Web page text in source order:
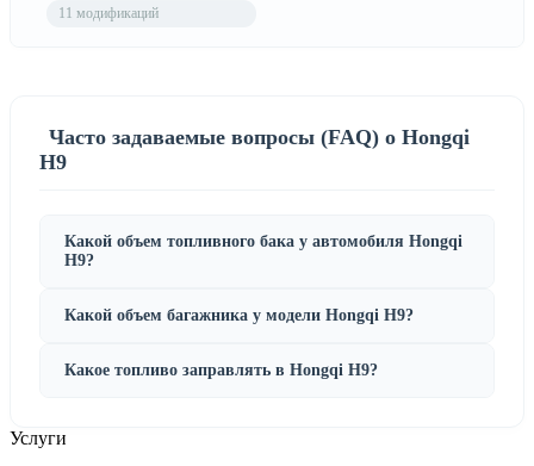
11 модификаций
Часто задаваемые вопросы (FAQ) о Hongqi
H9
Какой объем топливного бака у автомобиля Hongqi
H9?
Какой объем багажника у модели Hongqi H9?
Какое топливо заправлять в Hongqi H9?
Услуги